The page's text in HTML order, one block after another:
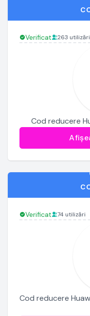
Verificat 263 utilizări
Cod reducere
Verificat 74 utilizări
Cod reducere